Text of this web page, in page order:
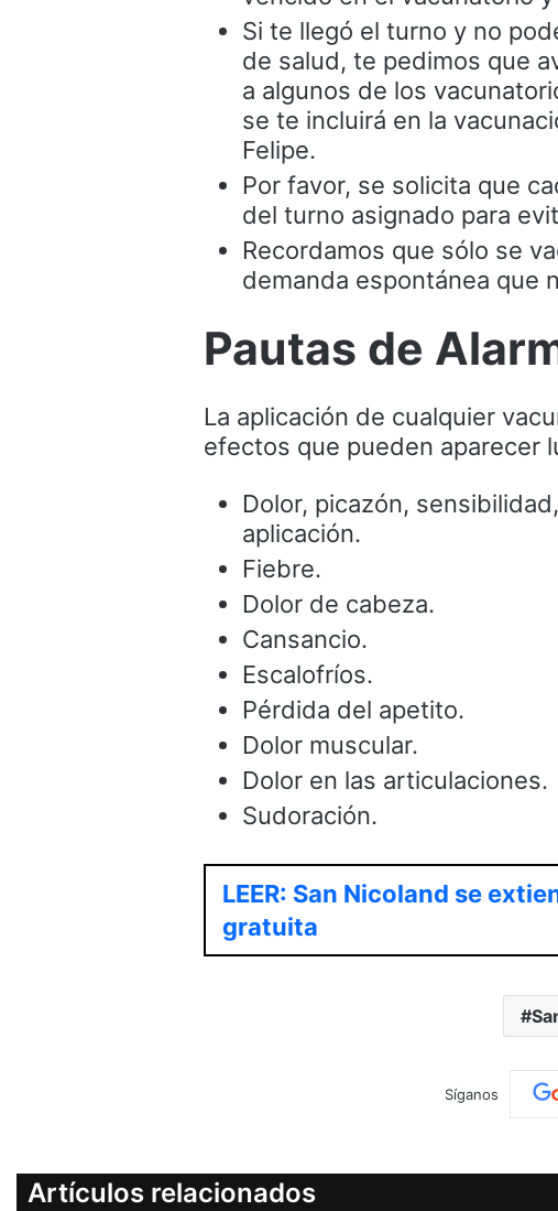
Si te llegó el turno y no
de salud, te pedimos que
a algunos de los
se te incluirá en la
Felipe.
Por favor, se solicita que
del turno asignado para
Recordamos que sólo se
demanda espontánea que
Pautas de
La aplicación de cualquier
efectos que pueden aparecer
Dolor, picazón,
aplicación.
Fiebre.
Dolor de cabeza.
Cansancio.
Escalofríos.
Pérdida del apetito.
Dolor muscular.
Dolor en las articulaciones.
Sudoración.
LEER: San Nicoland se
gratuita
Síganos
Artículos relacionados